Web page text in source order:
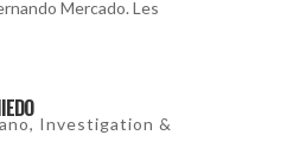
Mercado. Les
, Investigation &